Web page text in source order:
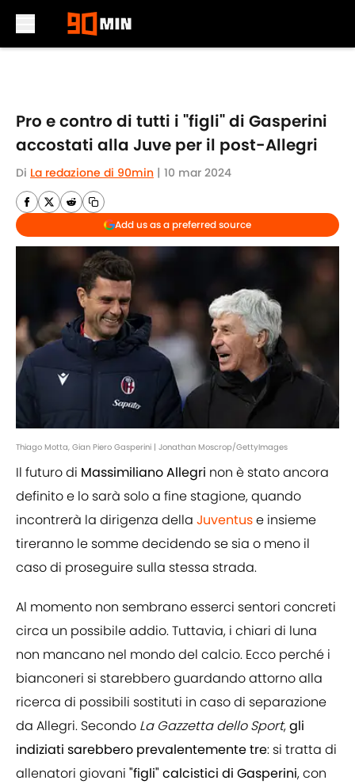
Pro e contro di tutti i "figli" di Gasperini
accostati alla Juve per il post-Allegri
Di La redazione di 90min | 10 mar 2024
Add us as a preferred source
Thiago Motta, Gian Piero Gasperini | Jonathan Moscrop/GettyImages
Il futuro di Massimiliano Allegri non è stato ancora
definito e lo sarà solo a fine stagione, quando
incontrerà la dirigenza della Juventuse insieme
tireranno le somme decidendo se sia o meno il
caso di proseguire sulla stessa strada.
Al momento non sembrano esserci sentori concreti
circa un possibile addio. Tuttavia, i chiari di luna
non mancano nel mondo del calcio. Ecco perché i
bianconeri si starebbero guardando attorno alla
ricerca di possibili sostituti in caso di separazione
da Allegri. Secondo La Gazzetta dello Sport,gli
indiziati sarebbero prevalentemente tre: si tratta di
allenatori giovani "figli" calcistici di Gasperini, con